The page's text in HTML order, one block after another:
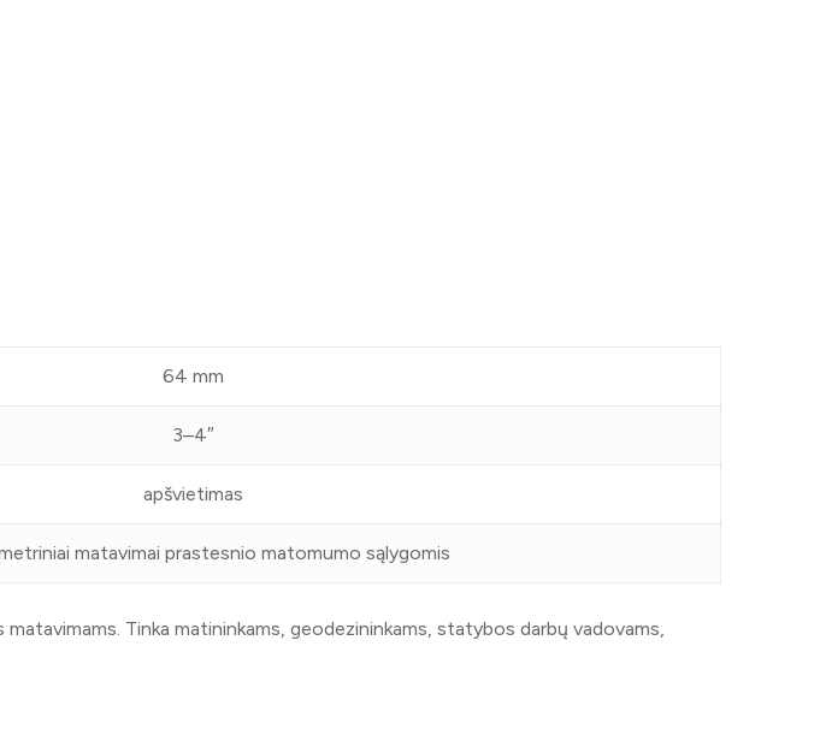
64 mm
3–4″
apšvietimas
matavimai prastesnio matomumo sąlygomis
Tinka matininkams, geodezininkams, statybos darbų vadovams,